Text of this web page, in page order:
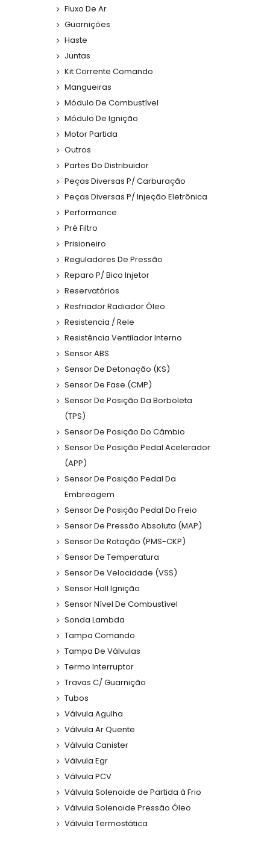
Fluxo De Ar
Guarnições
Haste
Juntas
Kit Corrente Comando
Mangueiras
Módulo De Combustível
Módulo De Ignição
Motor Partida
Outros
Partes Do Distribuidor
Peças Diversas P/ Carburação
Peças Diversas P/ Injeção Eletrônica
Performance
Pré Filtro
Prisioneiro
Reguladores De Pressão
Reparo P/ Bico Injetor
Reservatórios
Resfriador Radiador Óleo
Resistencia / Rele
Resistência Ventilador Interno
Sensor ABS
Sensor De Detonação (KS)
Sensor De Fase (CMP)
Sensor De Posição Da Borboleta
(TPS)
Sensor De Posição Do Câmbio
Sensor De Posição Pedal Acelerador
(APP)
Sensor De Posição Pedal Da
Embreagem
Sensor De Posição Pedal Do Freio
Sensor De Pressão Absoluta (MAP)
Sensor De Rotação (PMS-CKP)
Sensor De Temperatura
Sensor De Velocidade (VSS)
Sensor Hall Ignição
Sensor Nível De Combustível
Sonda Lambda
Tampa Comando
Tampa De Válvulas
Termo Interruptor
Travas C/ Guarnição
Tubos
Válvula Agulha
Válvula Ar Quente
Válvula Canister
Válvula Egr
Válvula PCV
Válvula Solenoide de Partida à Frio
Válvula Solenoide Pressão Óleo
Válvula Termostática